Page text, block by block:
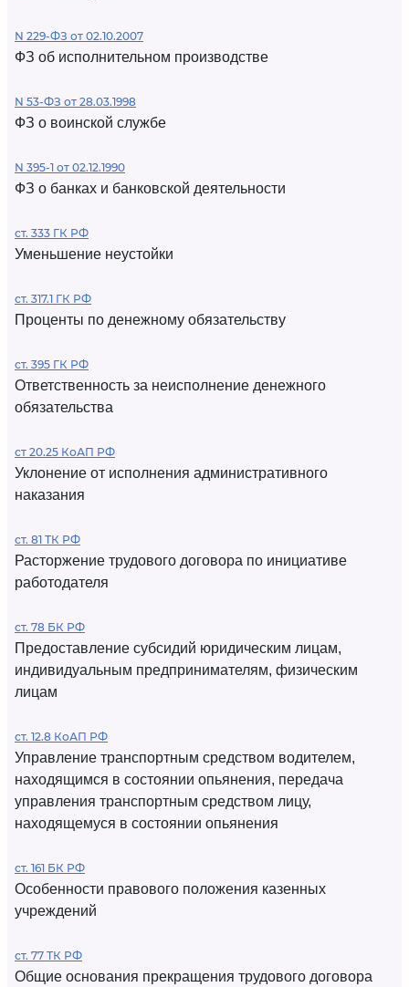
N 229-ФЗ от 02.10.2007
ФЗ об исполнительном производстве
N 53-ФЗ от 28.03.1998
ФЗ о воинской службе
N 395-1 от 02.12.1990
ФЗ о банках и банковской деятельности
ст. 333 ГК РФ
Уменьшение неустойки
ст. 317.1 ГК РФ
Проценты по денежному обязательству
ст. 395 ГК РФ
Ответственность за неисполнение денежного
обязательства
ст 20.25 КоАП РФ
Уклонение от исполнения административного
наказания
ст. 81 ТК РФ
Расторжение трудового договора по инициативе
работодателя
ст. 78 БК РФ
Предоставление субсидий юридическим лицам,
индивидуальным предпринимателям, физическим
лицам
ст. 12.8 КоАП РФ
Управление транспортным средством водителем,
находящимся в состоянии опьянения, передача
управления транспортным средством лицу,
находящемуся в состоянии опьянения
ст. 161 БК РФ
Особенности правового положения казенных
учреждений
ст. 77 ТК РФ
Общие основания прекращения трудового договора